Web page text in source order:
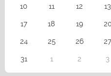
10
11 12 13
17
18 19
24
25 26 27
31
1 2 3